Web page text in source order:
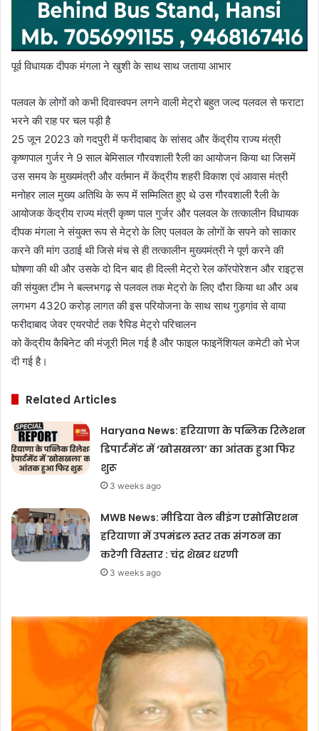
पूर्व विधायक दीपक मंगला ने खुशी के साथ साथ जताया आभार
पलवल के लोगों को कभी दिवास्वपन लगने वाली मेट्रो बहुत जल्द पलवल से फराटा
भरने की राह पर चल पड़ी है
25 जून 2023 को गदपुरी में फरीदाबाद के सांसद और केंद्रीय राज्य मंत्री
कृष्णपाल गुर्जर ने 9 साल बेमिसाल गौरवशाली रैली का आयोजन किया था जिसमें
उस समय के मुख्यमंत्री और वर्तमान में केंद्रीय शहरी विकाश एवं आवास मंत्री
मनोहर लाल मुख्य अतिथि के रूप में सम्मिलित हुए थे उस गौरवशाली रैली के
आयोजक केंद्रीय राज्य मंत्री कृष्ण पाल गुर्जर और पलवल के तत्कालीन विधायक
दीपक मंगला ने संयुक्त रूप से मेट्रो के लिए पलवल के लोगों के सपने को साकार
करने की मांग उठाई थी जिसे मंच से ही तत्कालीन मुख्यमंत्री ने पूर्ण करने की
घोषणा की थी और उसके दो दिन बाद ही दिल्ली मेट्रो रेल कॉरपोरेशन और राइट्स
की संयुक्त टीम ने बल्लभगढ़ से पलवल तक मेट्रो के लिए दौरा किया था और अब
लगभग 4320 करोड़ लागत की इस परियोजना के साथ साथ गुड़गांव से वाया
फरीदाबाद जेवर एयरपोर्ट तक रैपिड मेट्रो परिचालन
को केंद्रीय कैबिनेट की मंजूरी मिल गई है और फाइल फाइनेंशियल कमेटी को भेज
दी गई है।
Related Articles
Haryana News: हरियाणा के पब्लिक रिलेशन
डिपार्टमेंट में ‘खोसखला’ का आंतक हुआ फिर
शुरू
3 weeks ago
MWB News: मीडिया वेल बीइंग एसोसिएशन
हरियाणा में उपमंडल स्तर तक संगठन का
करेगी विस्तार : चंद्र शेखर धरणी
3 weeks ago